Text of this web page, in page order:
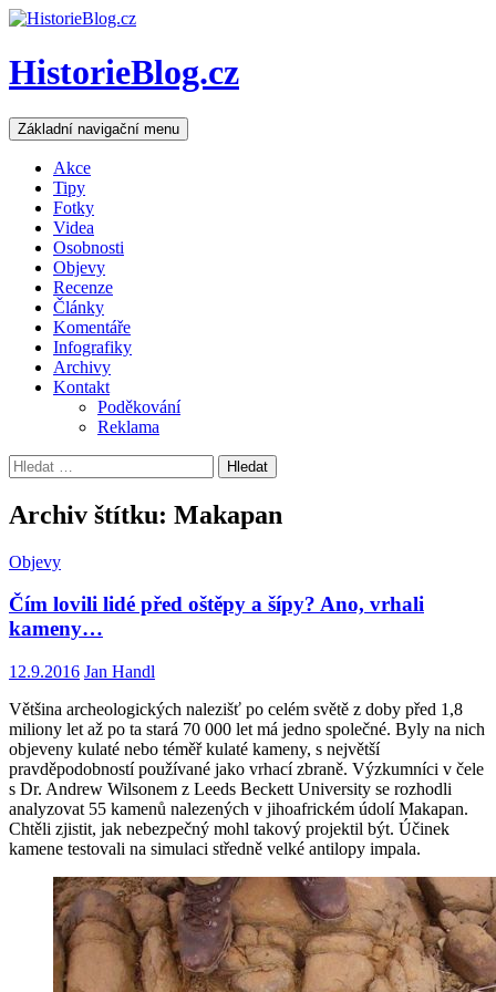
HistorieBlog.cz
Hledat
Základní navigační menu Přejít
k
Akce
Tipy
Fotky
Videa
Osobnosti
Objevy
Recenze
Články
Komentáře
Infografiky
Archivy
Kontakt
Poděkování
Reklama
Vyhledávání
Archiv štítku: Makapan
Objevy
Čím lovili lidé před oštěpy a šípy? Ano, vrhali
kameny…
12.9.2016 Jan Handl
Většina archeologických nalezišť po celém světě z doby před 1,8
miliony let až po ta stará 70 000 let má jedno společné. Byly na nich
objeveny kulaté nebo téměř kulaté kameny, s největší
pravděpodobností používané jako vrhací zbraně. Výzkumníci v čele
s Dr. Andrew Wilsonem z Leeds Beckett University se rozhodli
analyzovat 55 kamenů nalezených v jihoafrickém údolí Makapan.
Chtěli zjistit, jak nebezpečný mohl takový projektil být. Účinek
kamene testovali na simulaci středně velké antilopy impala.